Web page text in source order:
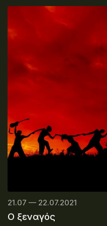
21.07 — 22.07.2021
Ο ξεναγός